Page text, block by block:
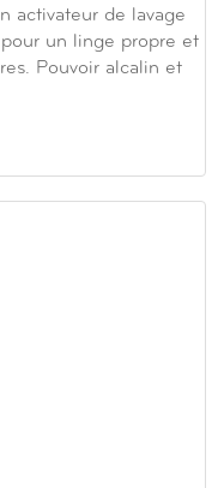
activateur de lavage
un linge propre et
Pouvoir alcalin et